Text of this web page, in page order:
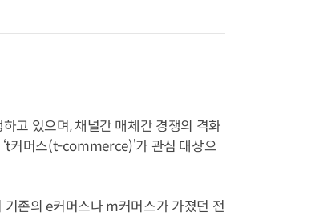
고 있으며, 채널간 매체간 경쟁의 격화
커머스(t-commerce)’가 관심 대상으
존의 e커머스나 m커머스가 가졌던 전